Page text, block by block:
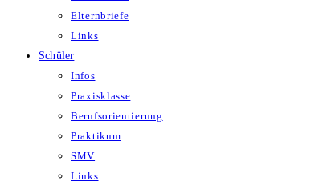
Elternbriefe
Links
Schüler
Infos
Praxisklasse
Berufsorientierung
Praktikum
SMV
Links